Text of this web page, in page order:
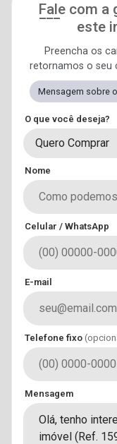
Fale com a
este
Preencha os
retornamos o seu
Mensagem sobre
O que você deseja?
Quero Comprar
Nome
Celular / WhatsApp
E-mail
Telefone fixo
Mensagem